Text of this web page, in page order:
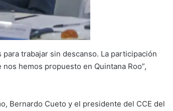
trabajar sin descanso. La participación
hemos propuesto en Quintana Roo”,
Bernardo Cueto y el presidente del CCE del